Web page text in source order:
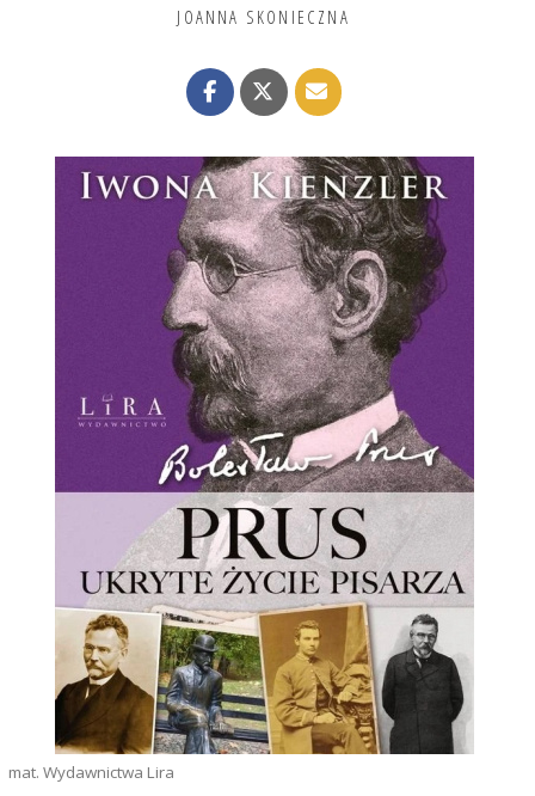
JOANNA SKONIECZNA
mat. Wydawnictwa Lira